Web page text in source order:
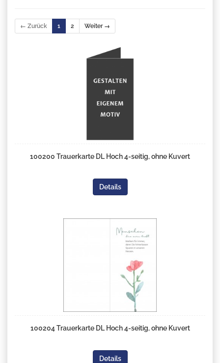
← Zurück 1 2 Weiter →
100200 Trauerkarte DL Hoch 4-seitig, ohne Kuvert
Details
100204 Trauerkarte DL Hoch 4-seitig, ohne Kuvert
Details